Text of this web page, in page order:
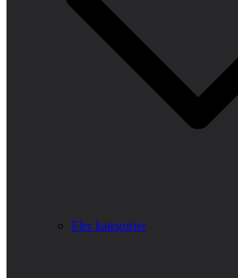
Fler kategorier